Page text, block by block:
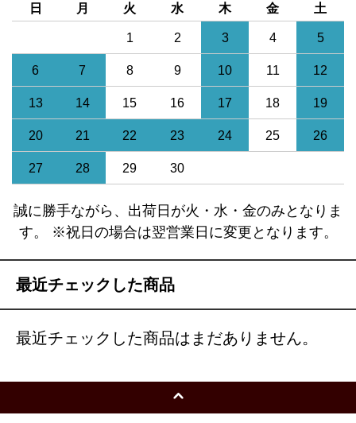
日 月 火 水 木 金 土
1 2 3 4 5
6 7 8 9 10 11 12
13 14 15 16 17 18 19
20 21 22 23 24 25 26
27 28 29 30
誠に勝手ながら、出荷日が火・水・金のみとなりま
す。 ※祝日の場合は翌営業日に変更となります。
最近チェックした商品
最近チェックした商品はまだありません。